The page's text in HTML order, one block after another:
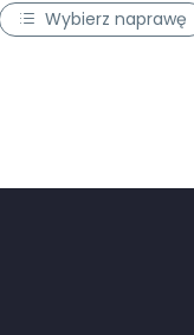
Wybierz naprawę